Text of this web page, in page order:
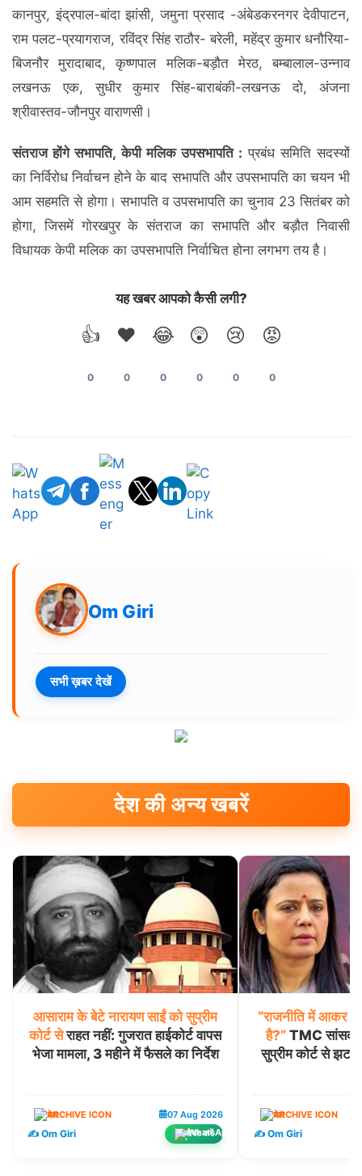
कानपुर, इंद्रपाल-बांदा झांसी, जमुना प्रसाद -अंबेडकरनगर देवीपाटन,
राम पलट-प्रयागराज, रविंद्र सिंह राठौर- बरेली, महेंद्र कुमार धनौरिया-
बिजनौर मुरादाबाद, कृष्णपाल मलिक-बड़ौत मेरठ, बम्बालाल-उन्नाव
लखनऊ एक, सुधीर कुमार सिंह-बाराबंकी-लखनऊ दो, अंजना
श्रीवास्तव-जौनपुर वाराणसी।
संतराज होंगे सभापति, केपी मलिक उपसभापति :प्रबंध समिति सदस्यों
का निर्विरोध निर्वाचन होने के बाद सभापति और उपसभापति का चयन भी
आम सहमति से होगा। सभापति व उपसभापति का चुनाव 23 सितंबर को
होगा, जिसमें गोरखपुर के संतराज का सभापति और बड़ौत निवासी
विधायक केपी मलिक का उपसभापति निर्वाचित होना लगभग तय है।
यह खबर आपको कैसी लगी?
👍
0
❤️
0
😂
0
😲
0
😢
0
😡
0
Om Giri
सभी ख़बर देखें
देश की अन्य खबरें
आसाराम के बेटे नारायण साईं को सुप्रीम
कोर्ट सेराहत नहीं: गुजरात हाईकोर्ट वापस
भेजा मामला, 3 महीने में फैसले का निर्देश
देश 07 Aug 2026
✍️ Om Giri शेयर करें
“राजनीति में आकर
है?” TMC सांसद
सुप्रीम कोर्ट से
देश
✍️ Om Giri